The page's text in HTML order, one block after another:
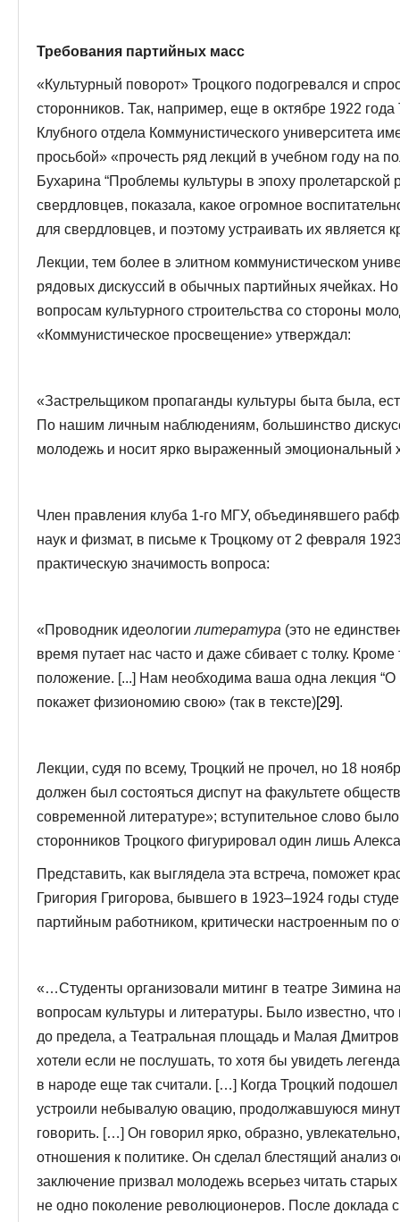
Требования партийных масс
«Культурный поворот» Троцкого подогревался и
сторонников. Так, например, еще в октябре 1922
Клубного отдела Коммунистического университета
просьбой» «прочесть ряд лекций в учебном году на
Бухарина “Проблемы культуры в эпоху пролетарской
свердловцев, показала, какое огромное
для свердловцев, и поэтому устраивать их является
Лекции, тем более в элитном коммунистическом
рядовых дискуссий в обычных партийных ячейках.
вопросам культурного строительства со стороны
«Коммунистическое просвещение» утверждал:
«Застрельщиком пропаганды культуры быта была,
По нашим личным наблюдениям, большинство
молодежь и носит ярко выраженный эмоциональный
Член правления клуба 1-го МГУ, объединявшего
наук и физмат, в письме к Троцкому от 2 февраля
практическую значимость вопроса:
«Проводник идеологии литература (это не
время путает нас часто и даже сбивает с толку. Кроме
положение. [...] Нам необходима ваша одна лекция
покажет физиономию свою» (так в тексте)[29].
Лекции, судя по всему, Троцкий не прочел, но 18
должен был состояться диспут на факультете
современной литературе»; вступительное слово
сторонников Троцкого фигурировал один лишь
Представить, как выглядела эта встреча, поможет
Григория Григорова, бывшего в 1923–1924 годы
партийным работником, критически настроенным по
«…Студенты организовали митинг в театре Зимина
вопросам культуры и литературы. Было известно,
до предела, а Театральная площадь и Малая
хотели если не послушать, то хотя бы увидеть
в народе еще так считали. […] Когда Троцкий
устроили небывалую овацию, продолжавшуюся минут
говорить. […] Он говорил ярко, образно,
отношения к политике. Он сделал блестящий анализ
заключение призвал молодежь всерьез читать
не одно поколение революционеров. После доклада